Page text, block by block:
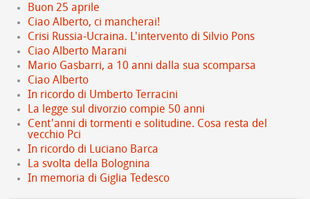
Buon 25 aprile
Ciao Alberto, ci mancherai!
Crisi Russia-Ucraina. L'intervento di Silvio Pons
Ciao Alberto Marani
Mario Gasbarri, a 10 anni dalla sua scomparsa
Ciao Alberto
In ricordo di Umberto Terracini
La legge sul divorzio compie 50 anni
Cent'anni di tormenti e solitudine. Cosa resta del
vecchio Pci
In ricordo di Luciano Barca
La svolta della Bolognina
In memoria di Giglia Tedesco